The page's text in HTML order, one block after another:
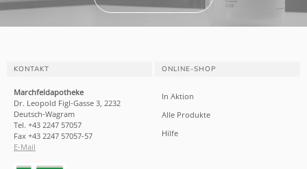
KONTAKT
Marchfeldapotheke
Dr. Leopold Figl-Gasse 3, 2232
Deutsch-Wagram
Tel. +43 2247 57057
Fax +43 2247 57057-57
E-Mail
ONLINE-SHOP
In Aktion
Alle Produkte
Hilfe